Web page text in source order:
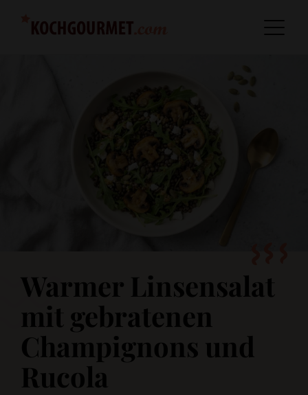
Warmer Linsensalat
mit gebratenen
Champignons und
Rucola